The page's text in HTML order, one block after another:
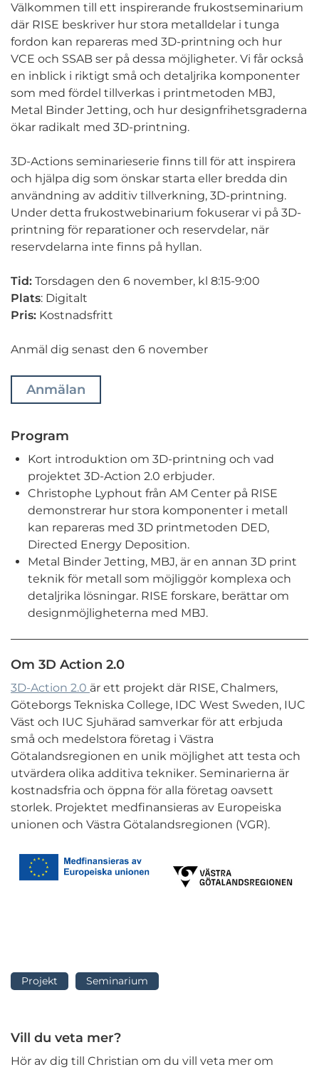
Välkommen till ett inspirerande frukostseminarium
där RISE beskriver hur stora metalldelar i tunga
fordon kan repareras med 3D-printning och hur
VCE och SSAB ser på dessa möjligheter. Vi får också
en inblick i riktigt små och detaljrika komponenter
som med fördel tillverkas i printmetoden MBJ,
Metal Binder Jetting, och hur designfrihetsgraderna
ökar radikalt med 3D-printning.
3D-Actions seminarieserie finns till för att inspirera
och hjälpa dig som önskar starta eller bredda din
användning av additiv tillverkning, 3D-printning.
Under detta frukostwebinarium fokuserar vi på 3D-
printning för reparationer och reservdelar, när
reservdelarna inte finns på hyllan.
Tid: Torsdagen den 6 november, kl 8:15-9:00
Plats: Digitalt
Pris: Kostnadsfritt
Anmäl dig senast den 6 november
Anmälan
Program
Kort introduktion om 3D-printning och vad
projektet 3D-Action 2.0 erbjuder.
Christophe Lyphout från AM Center på RISE
demonstrerar hur stora komponenter i metall
kan repareras med 3D printmetoden DED,
Directed Energy Deposition.
Metal Binder Jetting, MBJ, är en annan 3D print
teknik för metall som möjliggör komplexa och
detaljrika lösningar. RISE forskare, berättar om
designmöjligheterna med MBJ.
Om 3D Action 2.0
3D-Action 2.0 är ett projekt där RISE, Chalmers,
Göteborgs Tekniska College, IDC West Sweden, IUC
Väst och IUC Sjuhärad samverkar för att erbjuda
små och medelstora företag i Västra
Götalandsregionen en unik möjlighet att testa och
utvärdera olika additiva tekniker. Seminarierna är
kostnadsfria och öppna för alla företag oavsett
storlek. Projektet medfinansieras av Europeiska
unionen och Västra Götalandsregionen (VGR).
Projekt Seminarium
Vill du veta mer?
Hör av dig till Christian om du vill veta mer om